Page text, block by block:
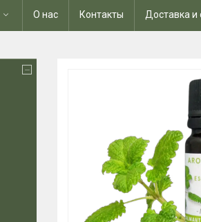
О нас Контакты Доставка и